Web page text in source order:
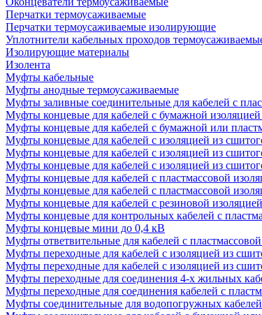
Перчатки термоусаживаемые
Перчатки термоусаживаемые изолирующие
Уплотнители кабельных проходов
Изолирующие материалы
Изолента
Муфты кабельные
Муфты анодные термоусаживаемые
Муфты заливные соединительные для кабелей с
Муфты концевые для кабелей с бумажной
Муфты концевые для кабелей с бумажной или
Муфты концевые для кабелей с изоляцией из
Муфты концевые для кабелей с изоляцией из
Муфты концевые для кабелей с изоляцией из
Муфты концевые для кабелей с пластмассовой
Муфты концевые для кабелей с пластмассовой
Муфты концевые для кабелей с резиновой
Муфты концевые для контрольных кабелей с
Муфты концевые мини до 0,4 кВ
Муфты ответвительные для кабелей с
Муфты переходные для кабелей с изоляцией из
Муфты переходные для кабелей с изоляцией из
Муфты переходные для соединения 4-х жильных
Муфты переходные для соединения кабелей с
Муфты соединительные для водопогружных